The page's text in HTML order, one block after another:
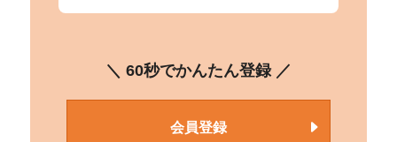
＼ 60秒でかんたん登録 ／
会員登録